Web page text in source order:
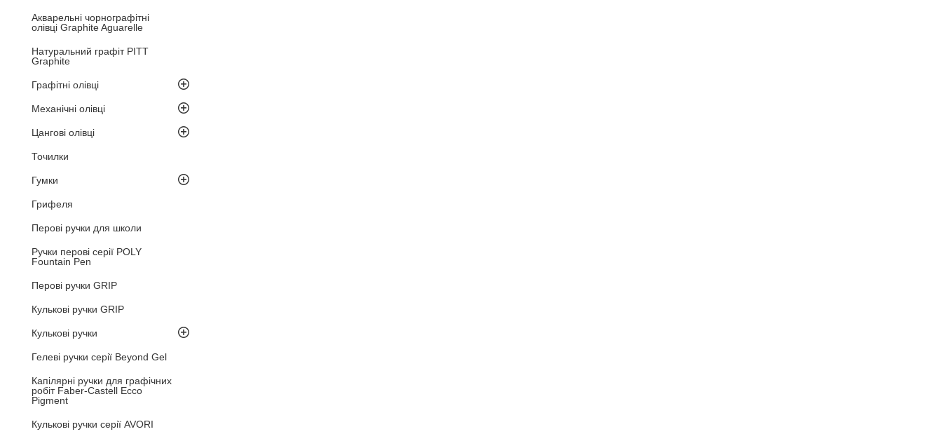
Акварельні чорнографітні
олівці Graphite Aguarelle
Натуральний графіт PITT
Graphite
Графітні олівці
Механічні олівці
Цангові олівці
Точилки
Гумки
Грифеля
Перові ручки для школи
Ручки перові серії POLY
Fountain Pen
Перові ручки GRIP
Кулькові ручки GRIP
Кулькові ручки
Гелеві ручки серії Beyond Gel
Капілярні ручки для графічних
робіт Faber-Castell Ecco
Pigment
Кулькові ручки серії AVORI